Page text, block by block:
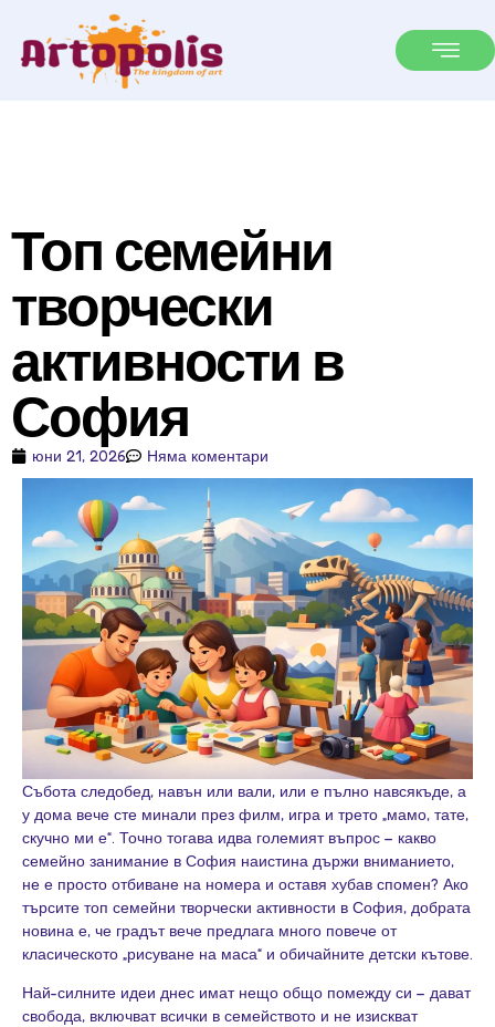
Топ семейни
творчески
активности в
София
юни 21, 2026 Няма коментари
Събота следобед, навън или вали, или е пълно навсякъде, а
у дома вече сте минали през филм, игра и трето „мамо, тате,
скучно ми е“. Точно тогава идва големият въпрос – какво
семейно занимание в София наистина държи вниманието,
не е просто отбиване на номера и оставя хубав спомен? Ако
търсите топ семейни творчески активности в София, добрата
новина е, че градът вече предлага много повече от
класическото „рисуване на маса“ и обичайните детски кътове.
Най-силните идеи днес имат нещо общо помежду си – дават
свобода, включват всички в семейството и не изискват